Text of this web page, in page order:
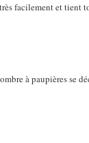
facilement et tient
à paupières se